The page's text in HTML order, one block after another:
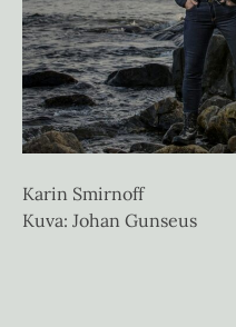
Karin Smirnoff
Kuva: Johan Gunseus